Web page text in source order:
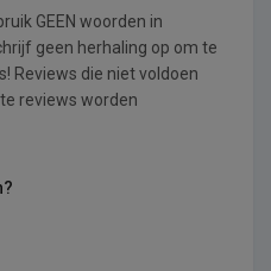
GEEN woorden in
geen herhaling op om te
Reviews die niet voldoen
reviews worden